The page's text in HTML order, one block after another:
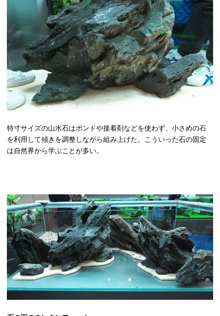
特寸サイズの山水石はボンドや接着剤などを使わず、小さめの石
を利用して傾きを調整しながら組み上げた。こういった石の固定
は自然界から学ぶことが多い。